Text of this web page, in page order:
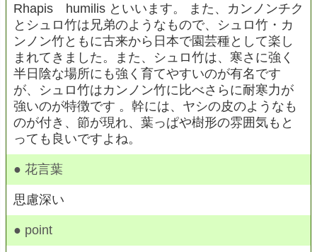
Rhapis humilis といいます。 また、カンノンチク
とシュロ竹は兄弟のようなもので、シュロ竹・カ
ンノン竹ともに古来から日本で園芸種として楽し
まれてきました。また、シュロ竹は、寒さに強く
半日陰な場所にも強く育てやすいのが有名です
が、シュロ竹はカンノン竹に比べさらに耐寒力が
強いのが特徴です 。幹には、ヤシの皮のようなも
のが付き、節が現れ、葉っぱや樹形の雰囲気もと
っても良いですよね。
● 花言葉
思慮深い
● point